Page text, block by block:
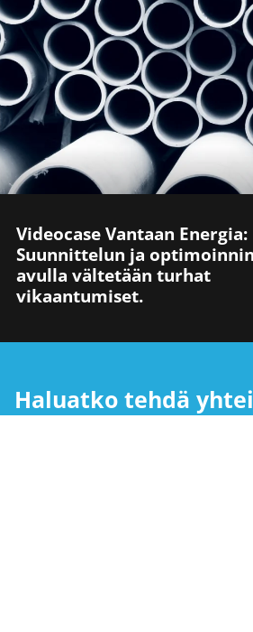
Videocase Vantaan Energia:
Suunnittelun ja optimoinnin
avulla vältetään turhat
vikaantumiset.
Haluatko tehdä